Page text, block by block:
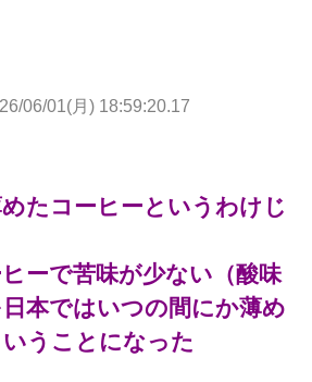
06/01(月) 18:59:20.17
たコーヒーというわけじ
ーで苦味が少ない（酸味
本ではいつの間にか薄め
うことになった